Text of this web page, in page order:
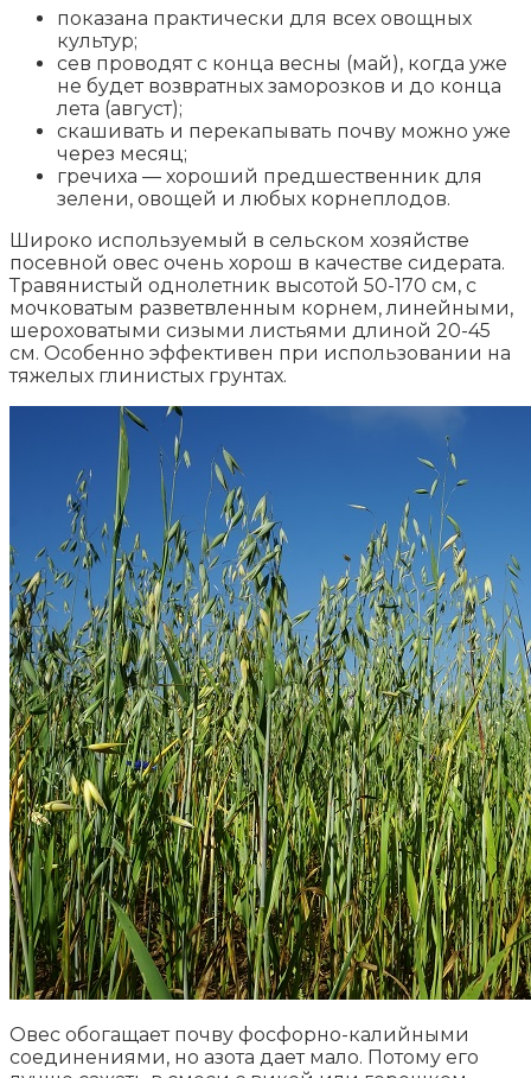
показана практически для всех овощных
культур;
сев проводят с конца весны (май), когда уже
не будет возвратных заморозков и до конца
лета (август);
скашивать и перекапывать почву можно уже
через месяц;
гречиха — хороший предшественник для
зелени, овощей и любых корнеплодов.
Широко используемый в сельском хозяйстве
посевной овес очень хорош в качестве сидерата.
Травянистый однолетник высотой 50-170 см, с
мочковатым разветвленным корнем, линейными,
шероховатыми сизыми листьями длиной 20-45
см. Особенно эффективен при использовании на
тяжелых глинистых грунтах.
Овес обогащает почву фосфорно-калийными
соединениями, но азота дает мало. Потому его